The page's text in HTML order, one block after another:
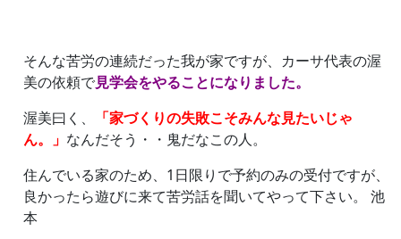
そんな苦労の連続だった我が家ですが、カーサ代表の渥
美の依頼で見学会をやることになりました。
渥美曰く、
「家づくりの失敗こそみんな見たいじゃ
ん。」 なんだそう・・鬼だなこの人。
住んでいる家のため、1日限りで予約のみの受付ですが、
良かったら遊びに来て苦労話を聞いてやって下さい。 池
本